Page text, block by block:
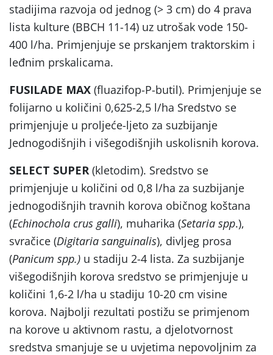
stadijima razvoja od jednog (> 3 cm) do 4 prava
lista kulture (BBCH 11-14) uz utrošak vode 150-
400 l/ha. Primjenjuje se prskanjem traktorskim i
leđnim prskalicama.
FUSILADE MAX (fluazifop-P-butil). Primjenjuje se
folijarno u količini 0,625-2,5 l/ha Sredstvo se
primjenjuje u proljeće-ljeto za suzbijanje
Jednogodišnjih i višegodišnjih uskolisnih korova.
SELECT SUPER (kletodim). Sredstvo se
primjenjuje u količini od 0,8 l/ha za suzbijanje
jednogodišnjih travnih korova običnog koštana
(Echinochola crus galli), muharika (Setaria spp.),
svračice (Digitaria sanguinalis), divljeg prosa
(Panicum spp.) u stadiju 2-4 lista. Za suzbijanje
višegodišnjih korova sredstvo se primjenjuje u
količini 1,6-2 l/ha u stadiju 10-20 cm visine
korova. Najbolji rezultati postižu se primjenom
na korove u aktivnom rastu, a djelotvornost
sredstva smanjuje se u uvjetima nepovoljnim za